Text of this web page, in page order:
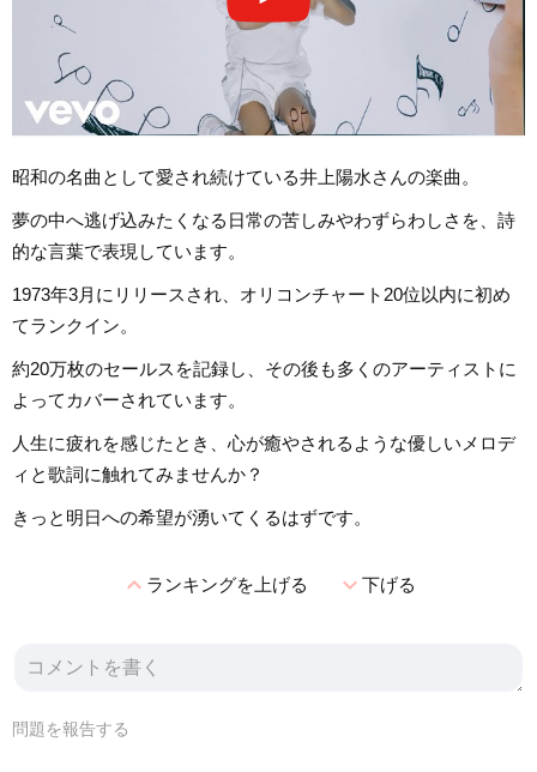
昭和の名曲として愛され続けている井上陽水さんの楽曲。
夢の中へ逃げ込みたくなる日常の苦しみやわずらわしさを、詩
的な言葉で表現しています。
1973年3月にリリースされ、オリコンチャート20位以内に初め
てランクイン。
約20万枚のセールスを記録し、その後も多くのアーティストに
よってカバーされています。
人生に疲れを感じたとき、心が癒やされるような優しいメロデ
ィと歌詞に触れてみませんか？
きっと明日への希望が湧いてくるはずです。
expand_lessランキングを上げる expand_more下げる
問題を報告する